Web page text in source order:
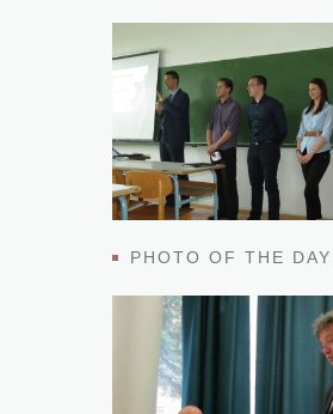
PHOTO OF THE DAY